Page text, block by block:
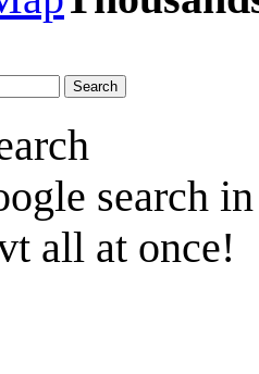
search
all at once!